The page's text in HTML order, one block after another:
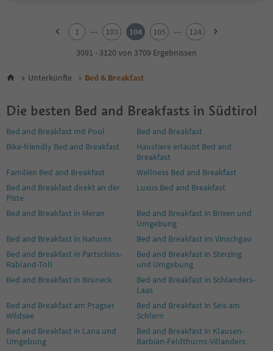
6
9
11
12
14
15
16
17
19
20
21
22
23
25
26
27
28
1 ... 103 104 105 ...
124
3091 - 3120 von 3709 Ergebnissen
Unterkünfte Bed & Breakfast
Die besten Bed and Breakfasts in Südtirol
Bed and Breakfast mit Pool
Bed and Breakfast
Bike-friendly Bed and Breakfast
Haustiere erlaubt Bed and
Breakfast
Familien Bed and Breakfast
Wellness Bed and Breakfast
Bed and Breakfast direkt an der
Piste
Luxus Bed and Breakfast
Bed and Breakfast in Meran
Bed and Breakfast in Brixen und
Umgebung
Bed and Breakfast in Naturns
Bed and Breakfast im Vinschgau
Bed and Breakfast in Partschins-
Rabland-Töll
Bed and Breakfast in Sterzing
und Umgebung
Bed and Breakfast in Bruneck
Bed and Breakfast in Schlanders-
Laas
Bed and Breakfast am Pragser
Wildsee
Bed and Breakfast in Seis am
Schlern
Bed and Breakfast in Lana und
Umgebung
Bed and Breakfast in Klausen-
Barbian-Feldthurns-Villanders